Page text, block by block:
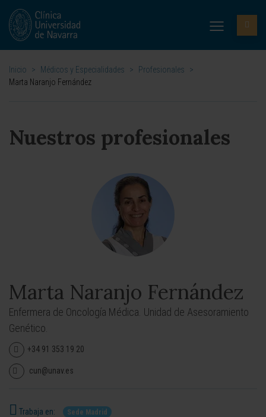
Inicio > Médicos y Especialidades > Profesionales
>
Marta Naranjo Fernández
Nuestros profesionales
Marta Naranjo Fernández
Enfermera de Oncología Médica. Unidad de Asesoramiento
Genético.
+34 91 353 19 20
cun@unav.es
Trabaja en: Sede Madrid